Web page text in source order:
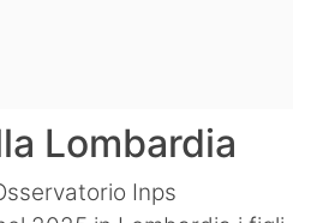
Lombardia
Inps